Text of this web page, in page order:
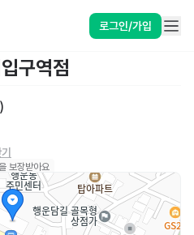
로그인/가입
구역점
보장받아요